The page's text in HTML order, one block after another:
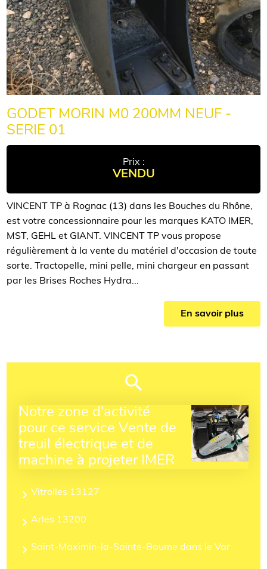
GODET MORIN M0 200MM NEUF -
SERIE 01
Prix :
VENDU
VINCENT TP à Rognac (13) dans les Bouches du Rhône,
est votre concessionnaire pour les marques KATO IMER,
MST, GEHL et GIANT. VINCENT TP vous propose
régulièrement à la vente du matériel d'occasion de toute
sorte. Tractopelle, mini pelle, mini chargeur en passant
par les Brises Roches Hydra...
En savoir plus
Notre zone d'activité
pour ce service Vente de
treuil électrique et de
machine à projeter IMER
Vitrolles 13127
Arles 13200
Saint-Maximin-la-Sainte-Baume dans le Var